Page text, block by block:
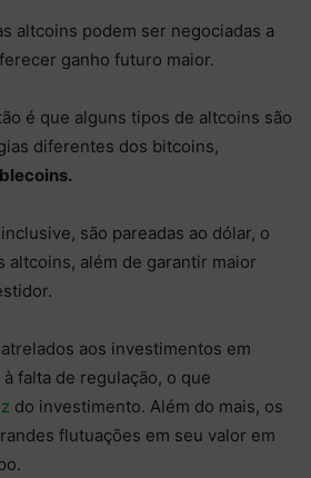
altcoins podem ser negociadas a
ganho futuro maior.
é que alguns tipos de altcoins são
diferentes dos bitcoins,
são pareadas ao dólar, o
altcoins, além de garantir maior
aos investimentos em
falta de regulação, o que
do investimento. Além do mais, os
flutuações em seu valor em